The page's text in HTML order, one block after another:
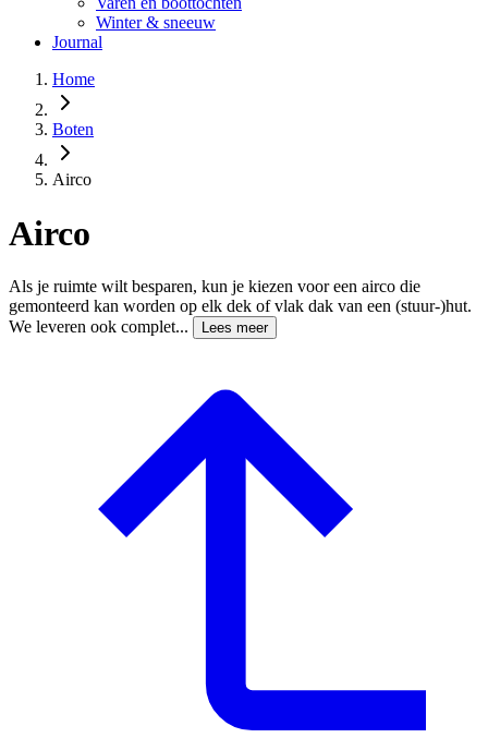
Winter & sneeuw
Journal
Home
Boten
Airco
Airco
Als je ruimte wilt besparen, kun je kiezen voor een airco die
gemonteerd kan worden op elk dek of vlak dak van een (stuur-)hut.
We leveren ook complet...
Lees meer